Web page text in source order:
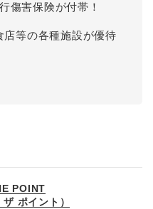
傷害保険が付帯！
店等の各種施設が優待
POINT
ザ ポイント）